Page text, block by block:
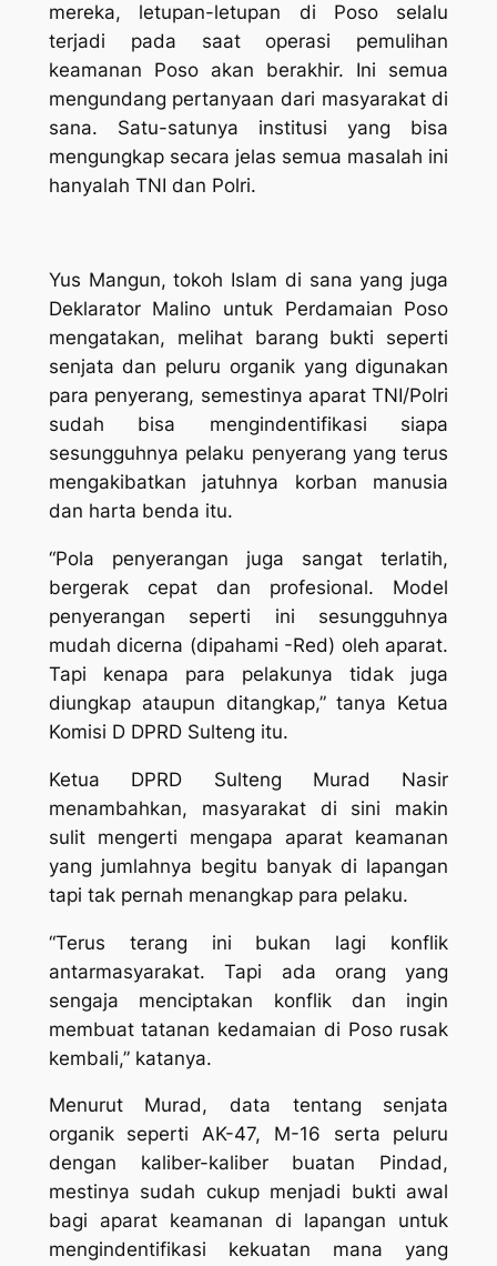
mereka, letupan-letupan di Poso selalu
terjadi pada saat operasi pemulihan
keamanan Poso akan berakhir. Ini semua
mengundang pertanyaan dari masyarakat di
sana. Satu-satunya institusi yang bisa
mengungkap secara jelas semua masalah ini
hanyalah TNI dan Polri.
Yus Mangun, tokoh Islam di sana yang juga
Deklarator Malino untuk Perdamaian Poso
mengatakan, melihat barang bukti seperti
senjata dan peluru organik yang digunakan
para penyerang, semestinya aparat TNI/Polri
sudah bisa mengindentifikasi siapa
sesungguhnya pelaku penyerang yang terus
mengakibatkan jatuhnya korban manusia
dan harta benda itu.
“Pola penyerangan juga sangat terlatih,
bergerak cepat dan profesional. Model
penyerangan seperti ini sesungguhnya
mudah dicerna (dipahami -Red) oleh aparat.
Tapi kenapa para pelakunya tidak juga
diungkap ataupun ditangkap,” tanya Ketua
Komisi D DPRD Sulteng itu.
Ketua DPRD Sulteng Murad Nasir
menambahkan, masyarakat di sini makin
sulit mengerti mengapa aparat keamanan
yang jumlahnya begitu banyak di lapangan
tapi tak pernah menangkap para pelaku.
“Terus terang ini bukan lagi konflik
antarmasyarakat. Tapi ada orang yang
sengaja menciptakan konflik dan ingin
membuat tatanan kedamaian di Poso rusak
kembali,” katanya.
Menurut Murad, data tentang senjata
organik seperti AK-47, M-16 serta peluru
dengan kaliber-kaliber buatan Pindad,
mestinya sudah cukup menjadi bukti awal
bagi aparat keamanan di lapangan untuk
mengindentifikasi kekuatan mana yang